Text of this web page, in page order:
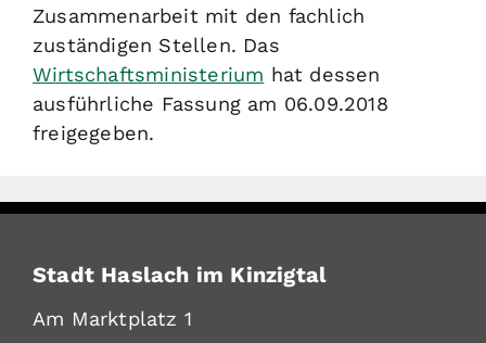
Zusammenarbeit mit den fachlich
zuständigen Stellen. Das
Wirtschaftsministerium hat dessen
ausführliche Fassung am 06.09.2018
freigegeben.
Stadt Haslach im Kinzigtal
Am Marktplatz 1